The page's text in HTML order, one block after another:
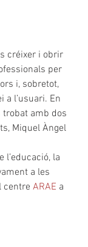
créixer i obrir
per
i, sobretot,
a l’usuari. En
trobat amb dos
Miquel Àngel
l’educació, la
a les
centre ARAE a